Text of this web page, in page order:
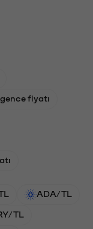
fiyatı
ADA/TL
TL